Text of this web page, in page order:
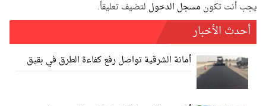
يجب أنت تكون مسجل الدخول لتضيف تعليقاً.
أحدث الأخبار
أمانة الشرقية تواصل رفع كفاءة الطرق في بقيق